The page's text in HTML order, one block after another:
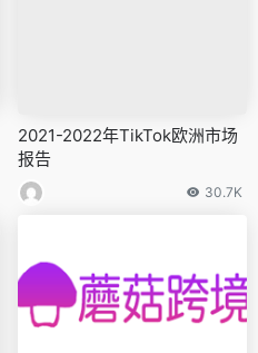
2021-2022年TikTok欧洲市场
报告
30.7K